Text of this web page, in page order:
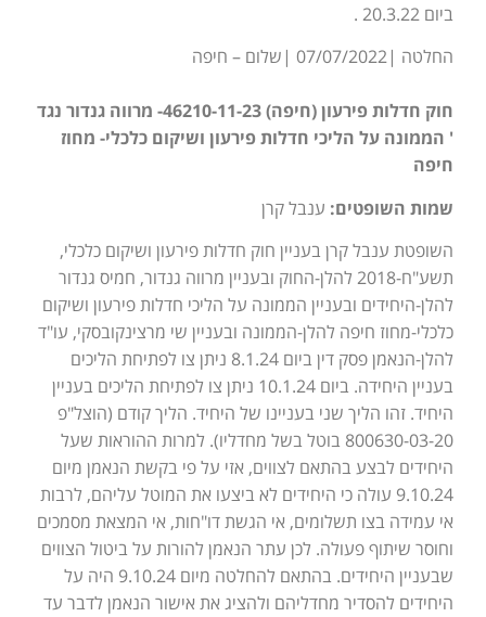
ביום 20.3.22 .
החלטה |07/07/2022 |שלום – חיפה
חוק חדלות פירעון (חיפה) 46210-11-23- מרווה גנדור נגד
' הממונה על הליכי חדלות פירעון ושיקום כלכלי- מחוז
חיפה
שמות השופטים: ענבל קרן
השופטת ענבל קרן בעניין חוק חדלות פירעון ושיקום כלכלי,
תשע"ח-2018 להלן-החוק ובעניין מרווה גנדור, חמיס גנדור
להלן-היחידים ובעניין הממונה על הליכי חדלות פירעון ושיקום
כלכלי-מחוז חיפה להלן-הממונה ובעניין שי מרצינקובסקי, עו"ד
להלן-הנאמן פסק דין ביום 8.1.24 ניתן צו לפתיחת הליכים
בעניין היחידה. ביום 10.1.24 ניתן צו לפתיחת הליכים בעניין
היחיד. זהו הליך שני בעניינו של היחיד. הליך קודם (הוצל"פ
800630-03-20 בוטל בשל מחדליו). למרות ההוראות שעל
היחידים לבצע בהתאם לצווים, אזי על פי בקשת הנאמן מיום
9.10.24 עולה כי היחידים לא ביצעו את המוטל עליהם, לרבות
אי עמידה בצו תשלומים, אי הגשת דו"חות, אי המצאת מסמכים
וחוסר שיתוף פעולה. לכן עתר הנאמן להורות על ביטול הצווים
שבעניין היחידים. בהתאם להחלטה מיום 9.10.24 היה על
היחידים להסדיר מחדליהם ולהציג את אישור הנאמן לדבר עד